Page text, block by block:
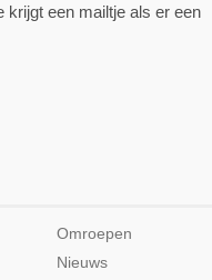
krijgt een mailtje als er een
Omroepen
Nieuws